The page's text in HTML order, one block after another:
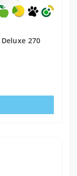
270